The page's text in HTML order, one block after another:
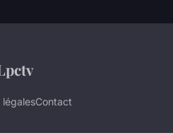
légalesContact